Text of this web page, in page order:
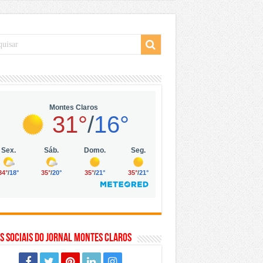
Vila Olímpia, em São Paulo
mil no digital
Sociais do Jornal Montes Claros